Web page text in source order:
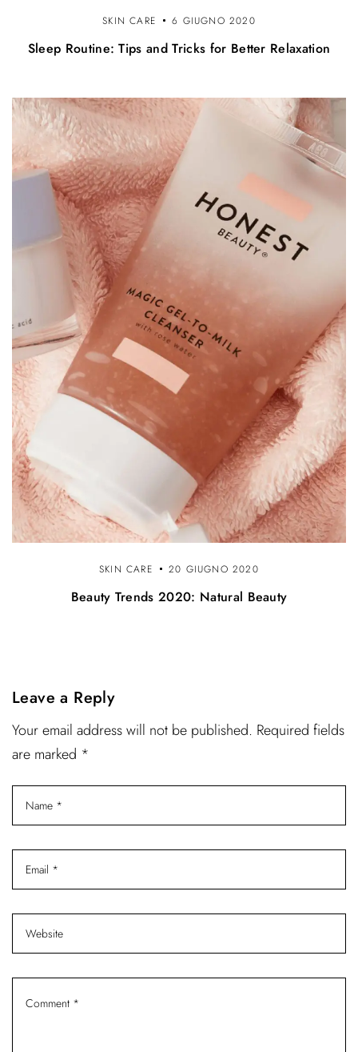
SKIN CARE 6 GIUGNO 2020
Sleep Routine: Tips and Tricks for Better Relaxation
SKIN CARE 20 GIUGNO 2020
Beauty Trends 2020: Natural Beauty
Leave a Reply
Your email address will not be published. Required fields
are marked *